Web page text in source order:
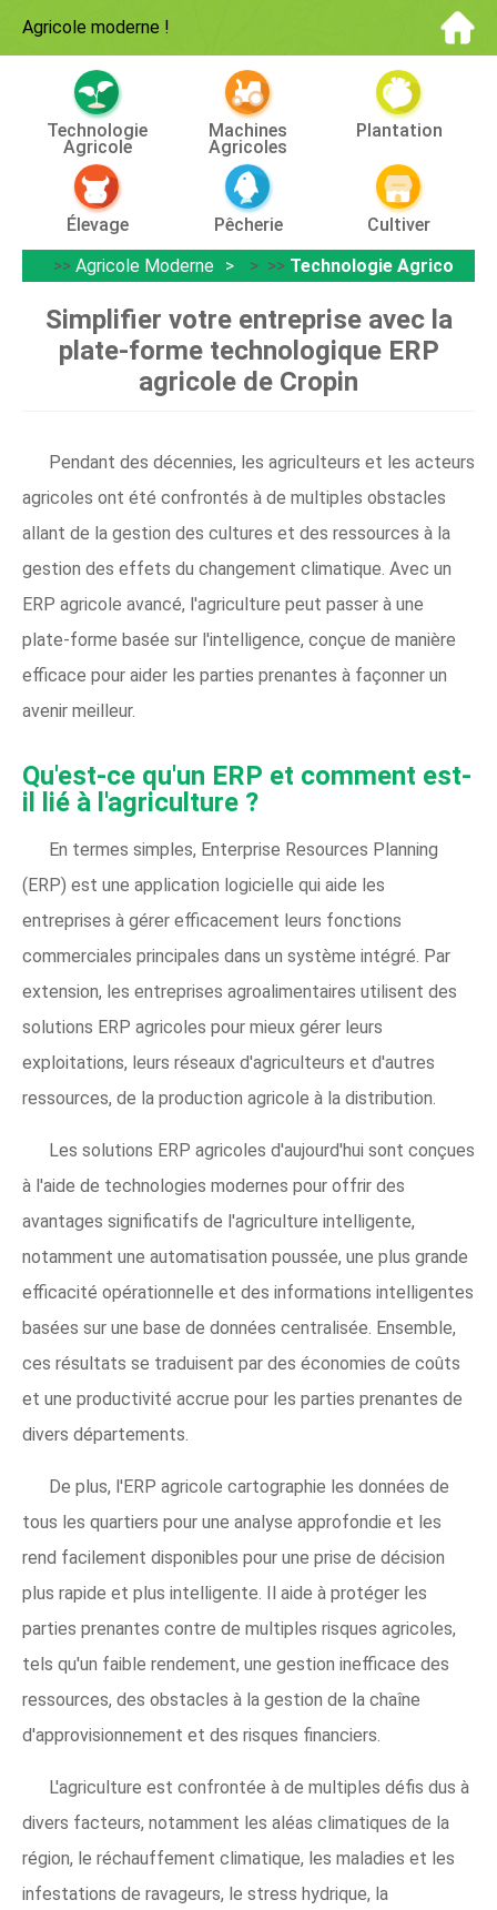
Agricole moderne !
Technologie
Agricole
Machines
Agricoles
Plantation
Élevage Pêcherie
Cultiver
>> Agricole Moderne > >> Technologie Agricole
Simplifier votre entreprise avec la
plate-forme technologique ERP
agricole de Cropin
Pendant des décennies, les agriculteurs et les acteurs
agricoles ont été confrontés à de multiples obstacles
allant de la gestion des cultures et des ressources à la
gestion des effets du changement climatique. Avec un
ERP agricole avancé, l'agriculture peut passer à une
plate-forme basée sur l'intelligence, conçue de manière
efficace pour aider les parties prenantes à façonner un
avenir meilleur.
Qu'est-ce qu'un ERP et comment est-
il lié à l'agriculture ?
En termes simples, Enterprise Resources Planning
(ERP) est une application logicielle qui aide les
entreprises à gérer efficacement leurs fonctions
commerciales principales dans un système intégré. Par
extension, les entreprises agroalimentaires utilisent des
solutions ERP agricoles pour mieux gérer leurs
exploitations, leurs réseaux d'agriculteurs et d'autres
ressources, de la production agricole à la distribution.
Les solutions ERP agricoles d'aujourd'hui sont conçues
à l'aide de technologies modernes pour offrir des
avantages significatifs de l'agriculture intelligente,
notamment une automatisation poussée, une plus grande
efficacité opérationnelle et des informations intelligentes
basées sur une base de données centralisée. Ensemble,
ces résultats se traduisent par des économies de coûts
et une productivité accrue pour les parties prenantes de
divers départements.
De plus, l'ERP agricole cartographie les données de
tous les quartiers pour une analyse approfondie et les
rend facilement disponibles pour une prise de décision
plus rapide et plus intelligente. Il aide à protéger les
parties prenantes contre de multiples risques agricoles,
tels qu'un faible rendement, une gestion inefficace des
ressources, des obstacles à la gestion de la chaîne
d'approvisionnement et des risques financiers.
L'agriculture est confrontée à de multiples défis dus à
divers facteurs, notamment les aléas climatiques de la
région, le réchauffement climatique, les maladies et les
infestations de ravageurs, le stress hydrique, la